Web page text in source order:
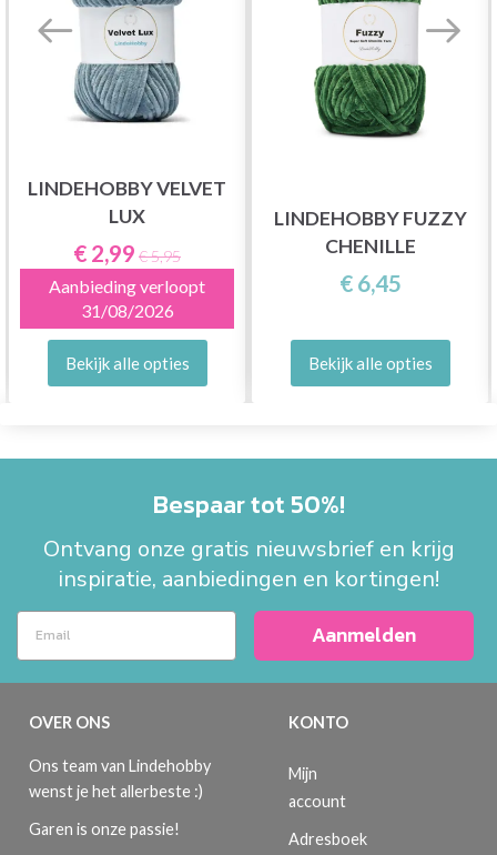
LINDEHOBBY VELVET
LUX
€ 2,99 € 5,95
Aanbieding verloopt
31/08/2026
Bekijk alle opties
LINDEHOBBY FUZZY
CHENILLE
€ 6,45
Bekijk alle opties
Bespaar tot 50%!
Ontvang onze gratis nieuwsbrief en krijg
inspiratie, aanbiedingen en kortingen!
Aanmelden
OVER ONS
Ons team van Lindehobby
wenst je het allerbeste :)
Garen is onze passie!
KONTO
Mijn
account
Adresboek